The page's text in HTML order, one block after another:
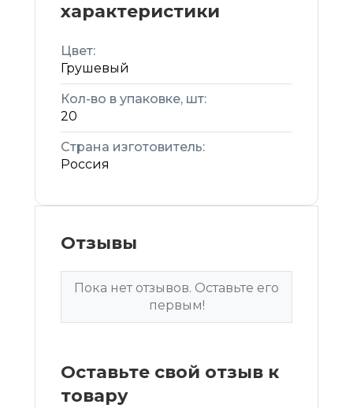
характеристики
Цвет:
Грушевый
Кол-во в упаковке, шт:
20
Страна изготовитель:
Россия
Отзывы
Пока нет отзывов. Оставьте его
первым!
Оставьте свой отзыв к
товару